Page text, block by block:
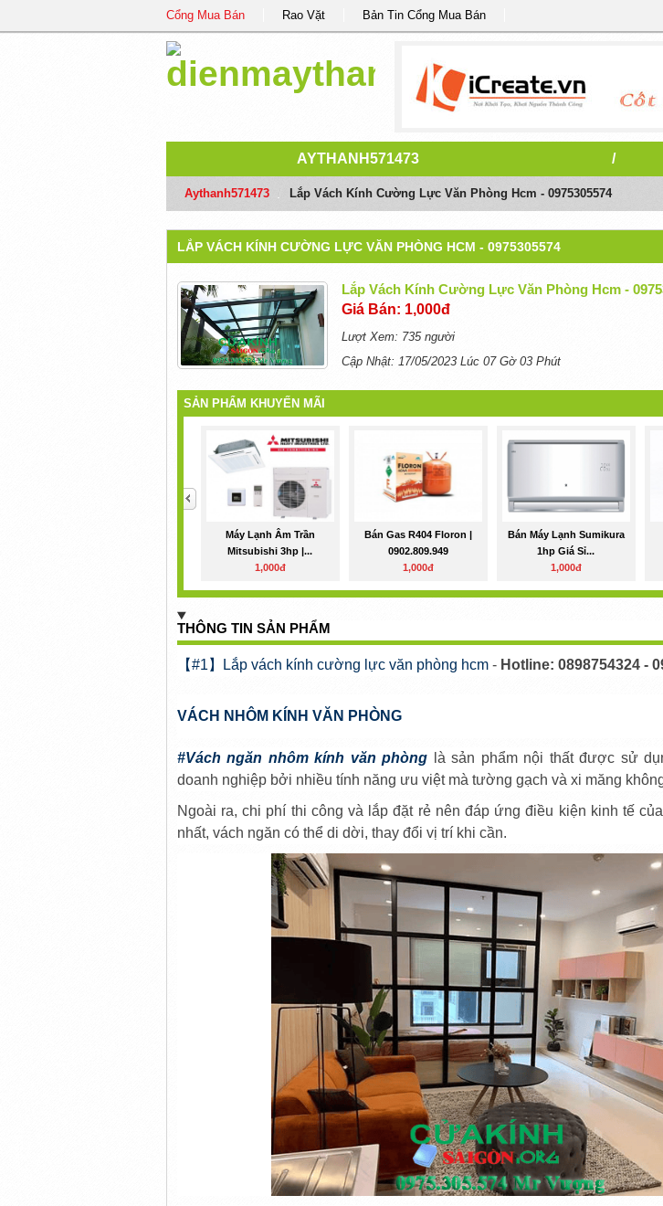
Cổng Mua Bán Rao Vặt Bản Tin Cổng Mua Bán
AYTHANH571473 /
Aythanh571473 Lắp Vách Kính Cường Lực Văn Phòng Hcm - 0975305574
LẮP VÁCH KÍNH CƯỜNG LỰC VĂN PHÒNG HCM - 0975305574
Lắp Vách Kính Cường Lực Văn Phòng Hcm -
Giá Bán: 1,000đ
Lượt Xem: 735 người
Cập Nhật: 17/05/2023 Lúc 07 Gờ 03 Phút
SẢN PHẨM KHUYẾN MÃI
Máy Lạnh Âm Trần
Mitsubishi 3hp |...
1,000đ
Bán Gas R404 Floron |
0902.809.949
1,000đ
Bán Máy Lạnh Sumikura
1hp Giá Sỉ...
1,000đ
THÔNG TIN SẢN PHẨM
【#1】Lắp vách kính cường lực văn phòng hcm- Hotline: 0898754324 -
VÁCH NHÔM KÍNH VĂN PHÒNG
#Vách ngăn nhôm kính văn phòng là sản phẩm nội thất được sử
doanh nghiệp bởi nhiều tính năng ưu việt mà tường gạch và xi măng
Ngoài ra, chi phí thi công và lắp đặt rẻ nên đáp ứng điều kiện kinh tế
nhất, vách ngăn có thể di dời, thay đổi vị trí khi cần.